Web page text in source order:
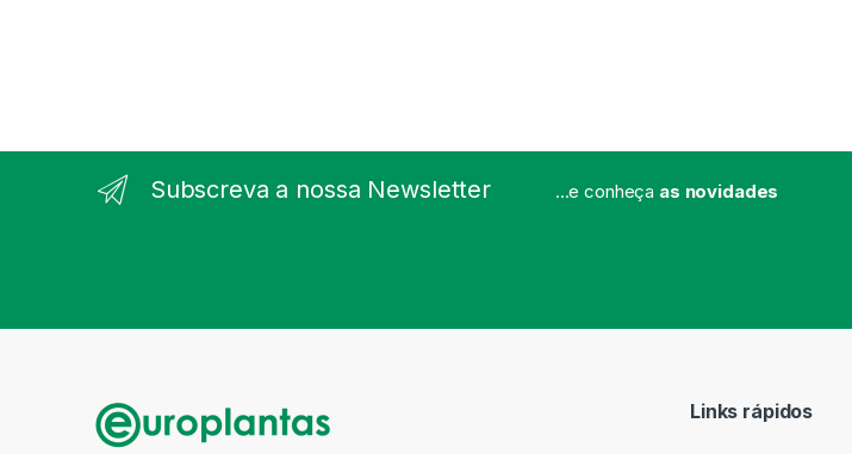
Subscreva a nossa Newsletter ...e conheça as novidades
Links rápidos